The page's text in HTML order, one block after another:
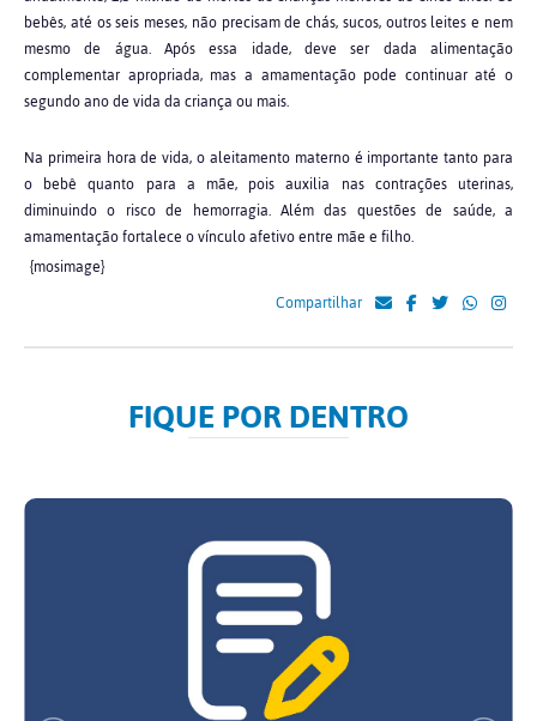
bebês, até os seis meses, não precisam de chás, sucos, outros leites e nem
mesmo de água. Após essa idade, deve ser dada alimentação
complementar apropriada, mas a amamentação pode continuar até o
segundo ano de vida da criança ou mais.
Na primeira hora de vida, o aleitamento materno é importante tanto para
o bebê quanto para a mãe, pois auxilia nas contrações uterinas,
diminuindo o risco de hemorragia. Além das questões de saúde, a
amamentação fortalece o vínculo afetivo entre mãe e filho.
{mosimage}
Compartilhar
FIQUE POR DENTRO